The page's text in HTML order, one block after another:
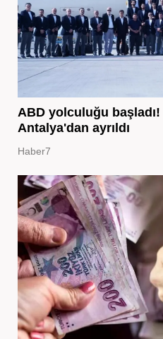
ABD yolculuğu başladı!
Antalya'dan ayrıldı
Haber7